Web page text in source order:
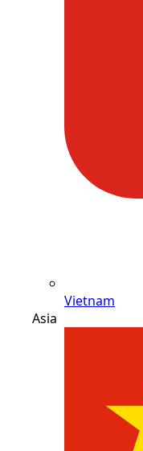
Vietnam
Asia